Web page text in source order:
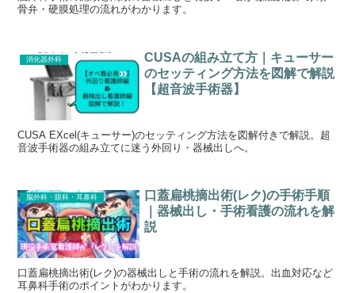
骨弁・硬膜処理の流れがわかります。
消化器外科
CUSAの組み立て方｜キューサー
のセッティング方法を図解で解説
【超音波手術器】
CUSA EXcel(キューサー)のセッティング方法を図解付きで解説。超
音波手術器の組み立てに迷う外回り・器械出しへ。
脳外科・眼科・耳鼻科
口蓋扁桃摘出術(レク)の手術手順
｜器械出し・手術看護の流れを解
説
口蓋扁桃摘出術(レク)の器械出しと手術の流れを解説。出血対応など
耳鼻科手術のポイントがわかります。